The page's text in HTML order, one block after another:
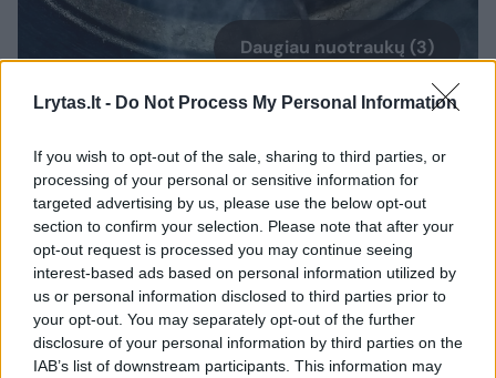
Lrytas.lt - Do Not Process My Personal Information
If you wish to opt-out of the sale, sharing to third parties, or
processing of your personal or sensitive information for
targeted advertising by us, please use the below opt-out
section to confirm your selection. Please note that after your
opt-out request is processed you may continue seeing
interest-based ads based on personal information utilized by
us or personal information disclosed to third parties prior to
your opt-out. You may separately opt-out of the further
disclosure of your personal information by third parties on the
IAB’s list of downstream participants. This information may
Daugiau nuotraukų (3)
Asmeninio albumo nuotr.
Medžio drožlės
Skirtingai nuo rūkymo kaladėlių, drožlės
smilksta greičiau, todėl puikiai tinka, kai
kepimas nėra labai ilgas, bet norisi subtilaus